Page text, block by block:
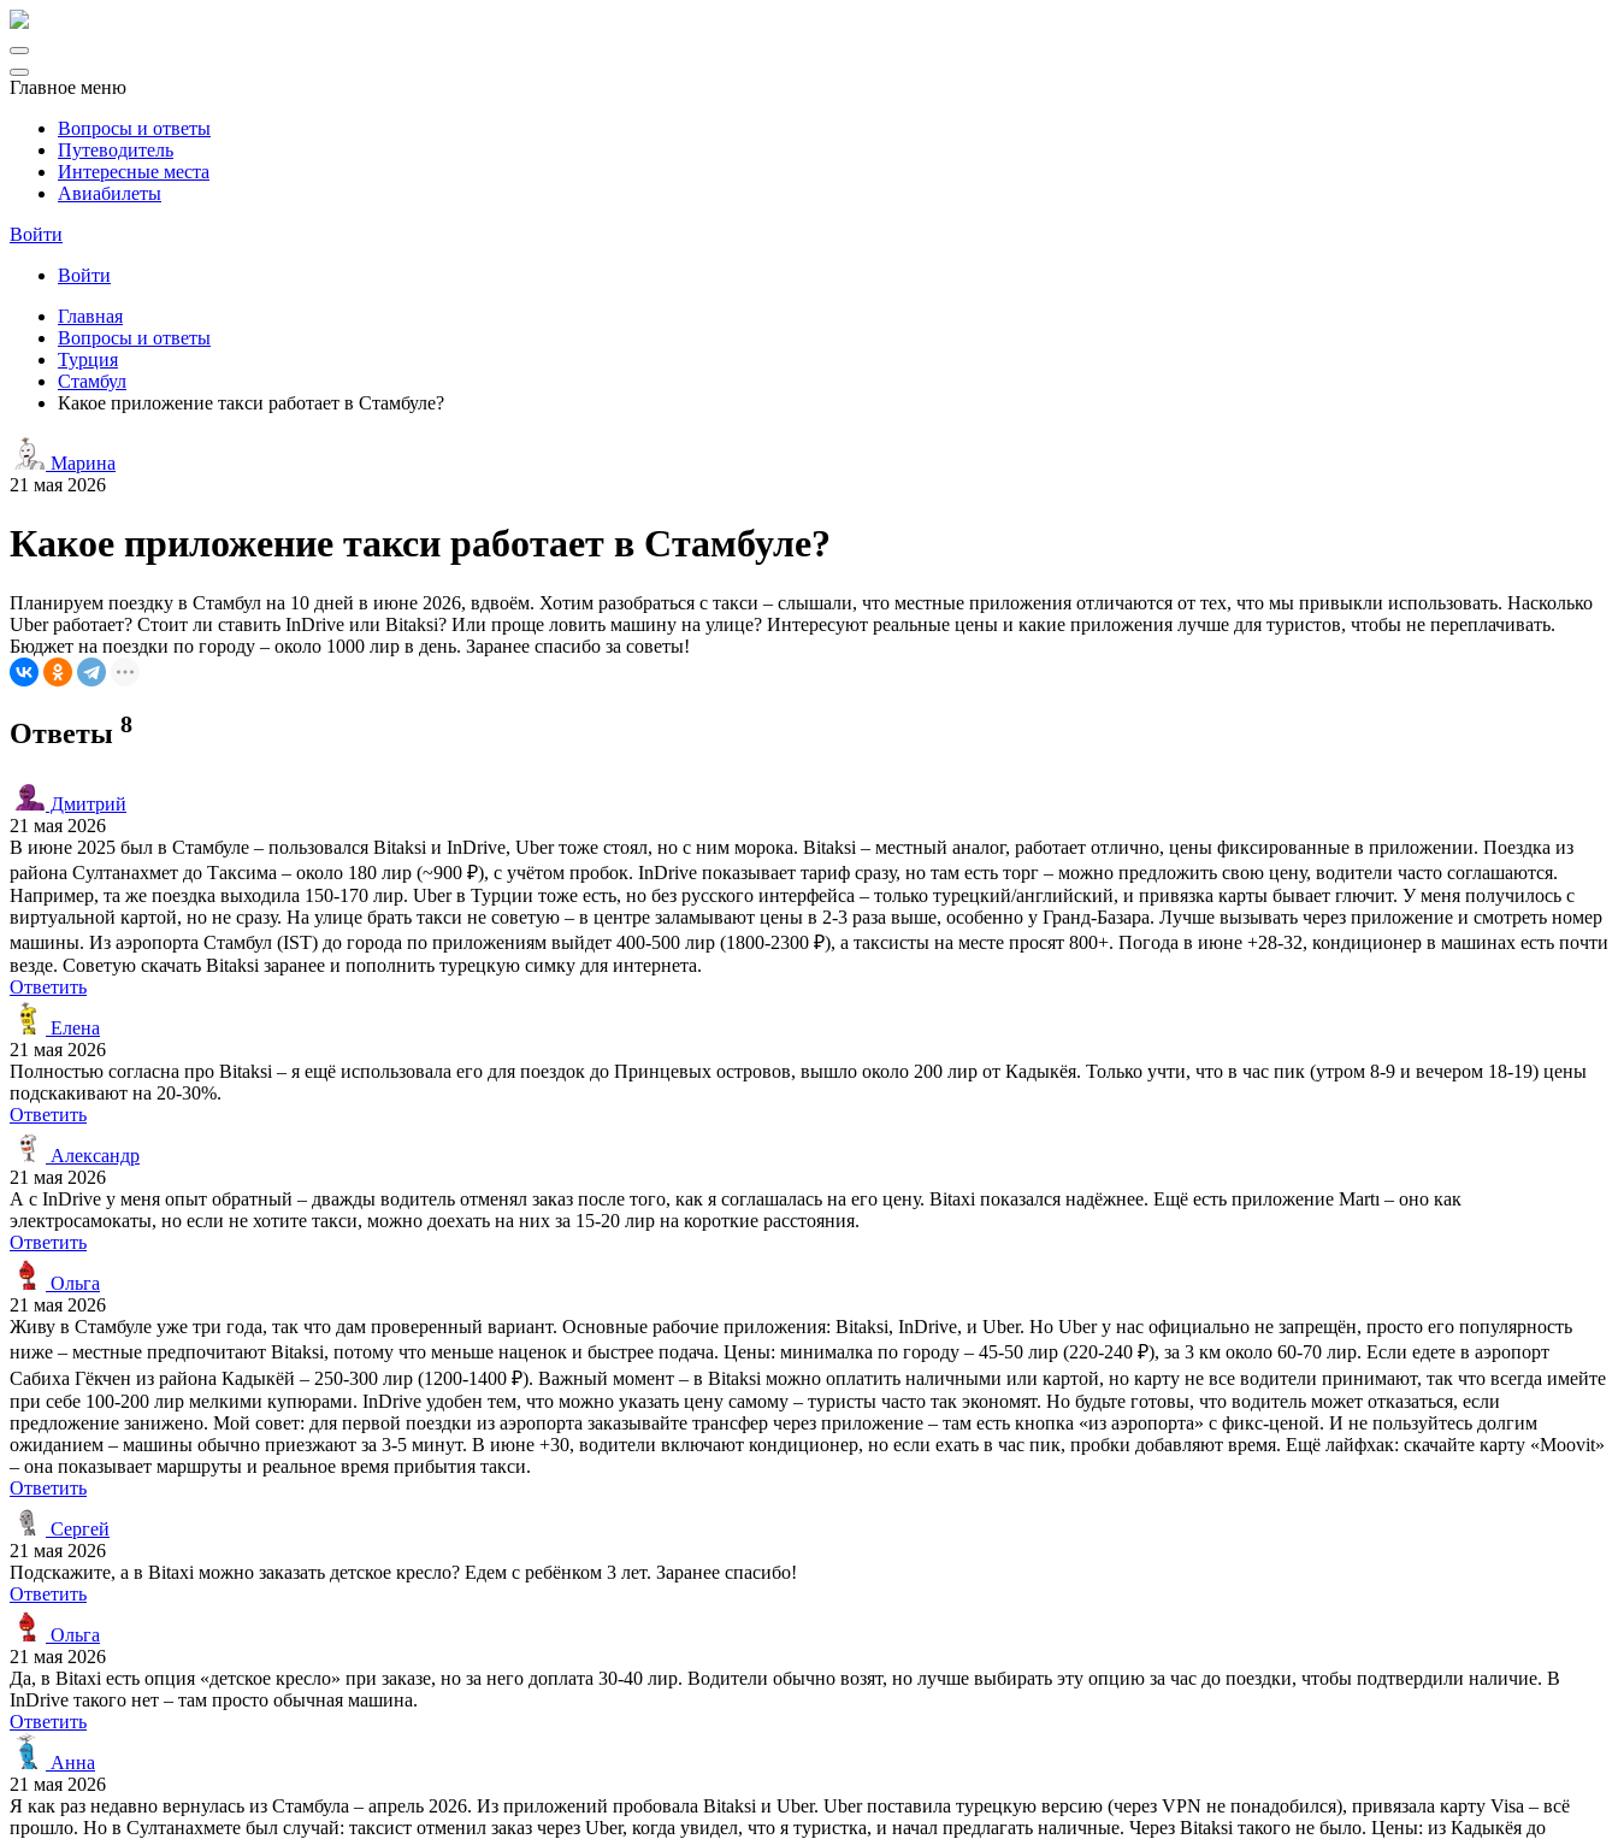
Главное меню
Вопросы и ответы
Путеводитель
Интересные места
Авиабилеты
Войти
Войти
Главная
Вопросы и ответы
Турция
Стамбул
Какое приложение такси работает в Стамбуле?
Марина
21 мая 2026
Какое приложение такси работает в Стамбуле?
Планируем поездку в Стамбул на 10 дней в июне 2026, вдвоём. Хотим разобраться с такси – слышали, что местные приложения отличаются от тех, что мы привыкли использовать. Насколько
Uber работает? Стоит ли ставить InDrive или Bitaksi? Или проще ловить машину на улице? Интересуют реальные цены и какие приложения лучше для туристов, чтобы не переплачивать.
Бюджет на поездки по городу – около 1000 лир в день. Заранее спасибо за советы!
Ответы 8
Дмитрий
21 мая 2026
В июне 2025 был в Стамбуле – пользовался Bitaksi и InDrive, Uber тоже стоял, но с ним морока. Bitaksi – местный аналог, работает отлично, цены фиксированные в приложении. Поездка из
района Султанахмет до Таксима – около 180 лир (~900 ₽), с учётом пробок. InDrive показывает тариф сразу, но там есть торг – можно предложить свою цену, водители часто соглашаются.
Например, та же поездка выходила 150-170 лир. Uber в Турции тоже есть, но без русского интерфейса – только турецкий/английский, и привязка карты бывает глючит. У меня получилось с
виртуальной картой, но не сразу. На улице брать такси не советую – в центре заламывают цены в 2-3 раза выше, особенно у Гранд-Базара. Лучше вызывать через приложение и смотреть номер
машины. Из аэропорта Стамбул (IST) до города по приложениям выйдет 400-500 лир (1800-2300 ₽), а таксисты на месте просят 800+. Погода в июне +28-32, кондиционер в машинах есть почти
везде. Советую скачать Bitaksi заранее и пополнить турецкую симку для интернета.
Ответить
Елена
21 мая 2026
Полностью согласна про Bitaksi – я ещё использовала его для поездок до Принцевых островов, вышло около 200 лир от Кадыкёя. Только учти, что в час пик (утром 8-9 и вечером 18-19) цены
подскакивают на 20-30%.
Ответить
Александр
21 мая 2026
А с InDrive у меня опыт обратный – дважды водитель отменял заказ после того, как я соглашалась на его цену. Bitaxi показался надёжнее. Ещё есть приложение Martı – оно как
электросамокаты, но если не хотите такси, можно доехать на них за 15-20 лир на короткие расстояния.
Ответить
Ольга
21 мая 2026
Живу в Стамбуле уже три года, так что дам проверенный вариант. Основные рабочие приложения: Bitaksi, InDrive, и Uber. Но Uber у нас официально не запрещён, просто его популярность
ниже – местные предпочитают Bitaksi, потому что меньше наценок и быстрее подача. Цены: минималка по городу – 45-50 лир (220-240 ₽), за 3 км около 60-70 лир. Если едете в аэропорт
Сабиха Гёкчен из района Кадыкёй – 250-300 лир (1200-1400 ₽). Важный момент – в Bitaksi можно оплатить наличными или картой, но карту не все водители принимают, так что всегда имейте
при себе 100-200 лир мелкими купюрами. InDrive удобен тем, что можно указать цену самому – туристы часто так экономят. Но будьте готовы, что водитель может отказаться, если
предложение занижено. Мой совет: для первой поездки из аэропорта заказывайте трансфер через приложение – там есть кнопка «из аэропорта» с фикс-ценой. И не пользуйтесь долгим
ожиданием – машины обычно приезжают за 3-5 минут. В июне +30, водители включают кондиционер, но если ехать в час пик, пробки добавляют время. Ещё лайфхак: скачайте карту «Moovit»
– она показывает маршруты и реальное время прибытия такси.
Ответить
Сергей
21 мая 2026
Подскажите, а в Bitaxi можно заказать детское кресло? Едем с ребёнком 3 лет. Заранее спасибо!
Ответить
Ольга
21 мая 2026
Да, в Bitaxi есть опция «детское кресло» при заказе, но за него доплата 30-40 лир. Водители обычно возят, но лучше выбирать эту опцию за час до поездки, чтобы подтвердили наличие. В
InDrive такого нет – там просто обычная машина.
Ответить
Анна
21 мая 2026
Я как раз недавно вернулась из Стамбула – апрель 2026. Из приложений пробовала Bitaksi и Uber. Uber поставила турецкую версию (через VPN не понадобился), привязала карту Visa – всё
прошло. Но в Султанахмете был случай: таксист отменил заказ через Uber, когда увидел, что я туристка, и начал предлагать наличные. Через Bitaksi такого не было. Цены: из Кадыкёя до